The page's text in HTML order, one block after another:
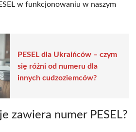
w funkcjonowaniu w naszym
PESEL dla Ukraińców – czym
się różni od numeru dla
innych cudzoziemców?
zawiera numer PESEL?